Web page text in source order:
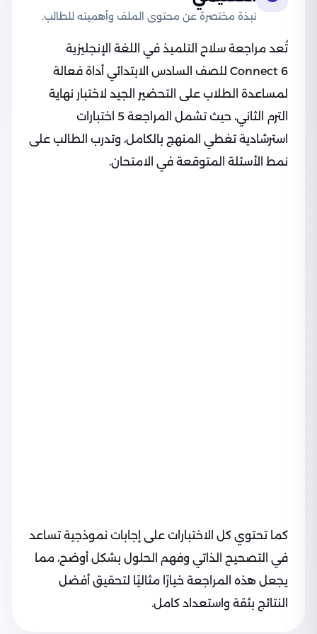
نبذة مختصرة عن محتوى الملف وأهميته للطالب.
تُعد مراجعة سلاح التلميذ في اللغة الإنجليزية
Connect 6 للصف السادس الابتدائي أداة فعالة
لمساعدة الطلاب على التحضير الجيد لاختبار نهاية
الترم الثاني، حيث تشمل المراجعة 5 اختبارات
استرشادية تغطي المنهج بالكامل، وتدرب الطالب على
نمط الأسئلة المتوقعة في الامتحان.
كما تحتوي كل الاختبارات على إجابات نموذجية تساعد
في التصحيح الذاتي وفهم الحلول بشكل أوضح، مما
يجعل هذه المراجعة خيارًا مثاليًا لتحقيق أفضل
النتائج بثقة واستعداد كامل.